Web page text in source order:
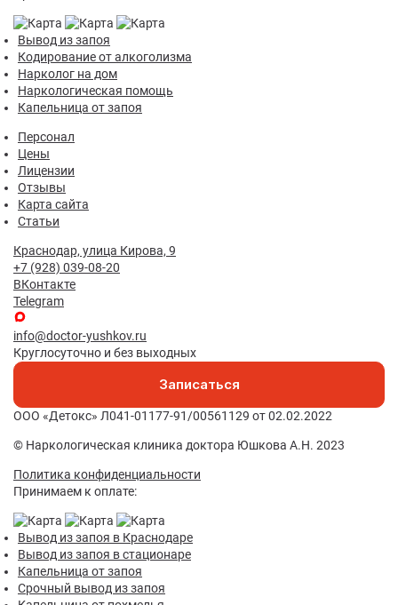
Вывод из запоя
Кодирование от алкоголизма
Нарколог на дом
Наркологическая помощь
Капельница от запоя
Персонал
Цены
Лицензии
Отзывы
Карта сайта
Статьи
Краснодар, улица Кирова, 9
+7 (928) 039-08-20
ВКонтакте
Telegram
info@doctor-yushkov.ru
Круглосуточно и без выходных
Записаться
ООО «Детокс» Л041-01177-91/00561129 от 02.02.2022
© Наркологическая клиника доктора Юшкова А.Н. 2023
Политика конфиденциальности
Принимаем к оплате:
Вывод из запоя в Краснодаре
Вывод из запоя в стационаре
Капельница от запоя
Срочный вывод из запоя